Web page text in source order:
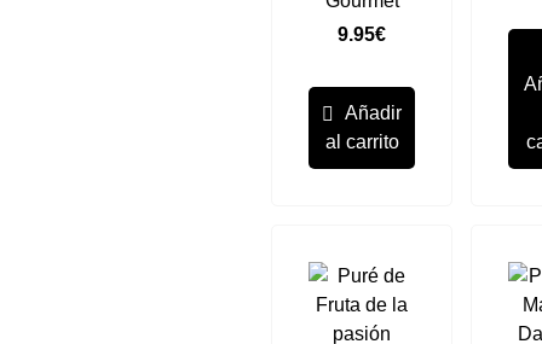
9.95€
Añadir
al carrito